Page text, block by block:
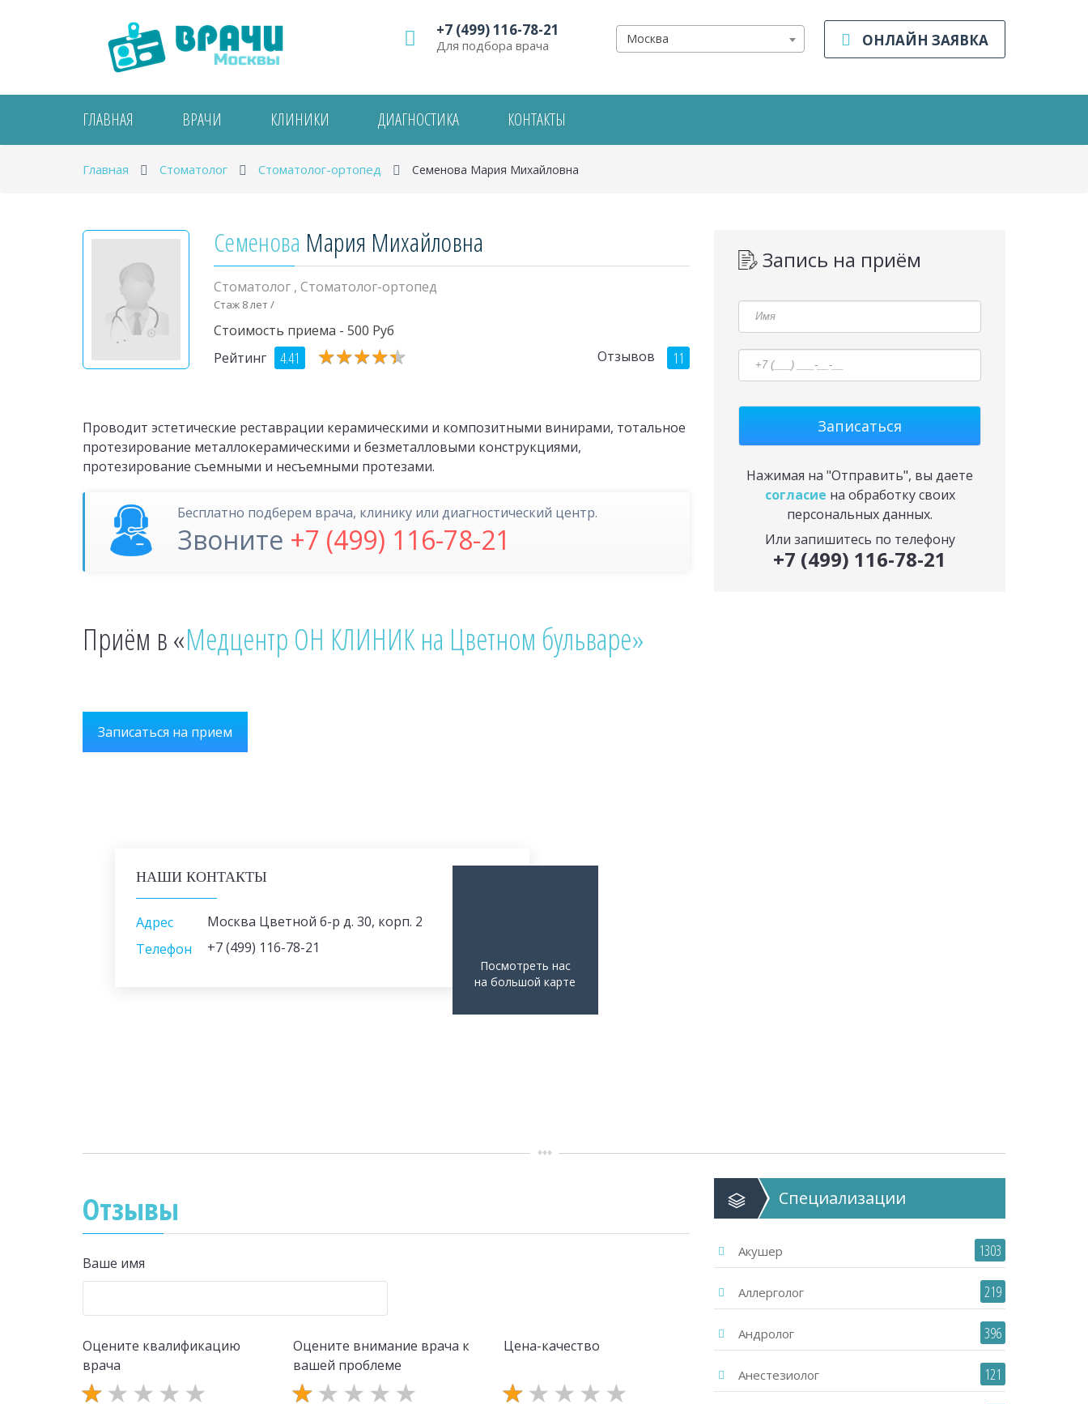
+7 (499) 116-78-21
Для подбора врача Москва ОНЛАЙН ЗАЯВКА
ГЛАВНАЯ ВРАЧИ КЛИНИКИ ДИАГНОСТИКА КОНТАКТЫ
Главная Стоматолог Стоматолог-ортопед Семенова Мария Михайловна
Семенова Мария Михайловна
Стоматолог , Стоматолог-ортопед
Стаж 8 лет /
Стоимость приема - 500 Руб
Рейтинг
4.41 ★★★★★
★★★★★ Отзывов 11
Проводит эстетические реставрации керамическими и композитными винирами, тотальное
протезирование металлокерамическими и безметалловыми конструкциями,
протезирование съемными и несъемными протезами.
Бесплатно подберем врача, клинику или диагностический центр.
Звоните +7 (499) 116-78-21
Запись на приём
Нажимая на "Отправить", вы даете
согласие на обработку своих
персональных данных.
Или запишитесь по телефону
+7 (499) 116-78-21
Приём в «Медцентр ОН КЛИНИК на Цветном бульваре»
Записаться на прием
НАШИ КОНТАКТЫ
Адрес
Москва Цветной б-р д. 30, корп. 2
Телефон
+7 (499) 116-78-21
Посмотреть нас
на большой карте
Отзывы
Ваше имя
Оцените квалификацию
врача
Оцените внимание врача к
вашей проблеме
Цена-качество
Специализации
Акушер 1303
Аллерголог 219
Андролог 396
Анестезиолог 121